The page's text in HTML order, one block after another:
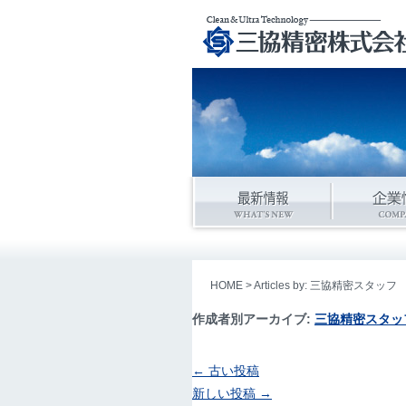
HOME > Articles by: 三協精密スタッフ
作成者別アーカイブ: 三協精密スタッ
← 古い投稿
新しい投稿 →